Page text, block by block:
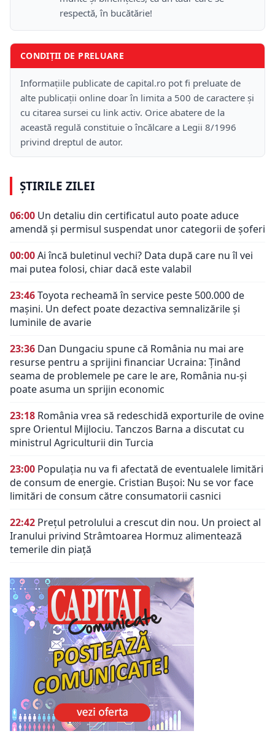
respectă, în bucătărie!
CONDIȚII DE PRELUARE
Informațiile publicate de capital.ro pot fi preluate de
alte publicații online doar în limita a 500 de caractere și
cu citarea sursei cu link activ. Orice abatere de la
această regulă constituie o încălcare a Legii 8/1996
privind dreptul de autor.
ȘTIRILE ZILEI
06:00 Un detaliu din certificatul auto poate aduce
amendă și permisul suspendat unor categorii de șoferi
00:00Ai încă buletinul vechi? Data după care nu îl vei
mai putea folosi, chiar dacă este valabil
23:46Toyota recheamă în service peste 500.000 de
mașini. Un defect poate dezactiva semnalizările și
luminile de avarie
23:36 Dan Dungaciu spune că România nu mai are
resurse pentru a sprijini financiar Ucraina: Ținând
seama de problemele pe care le are, România nu-și
poate asuma un sprijin economic
23:18 România vrea să redeschidă exporturile de ovine
spre Orientul Mijlociu. Tanczos Barna a discutat cu
ministrul Agriculturii din Turcia
23:00 Populația nu va fi afectată de eventualele limitări
de consum de energie. Cristian Bușoi: Nu se vor face
limitări de consum către consumatorii casnici
22:42 Prețul petrolului a crescut din nou. Un proiect al
Iranului privind Strâmtoarea Hormuz alimentează
temerile din piață